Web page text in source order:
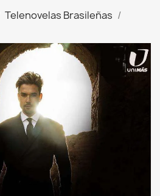
Telenovelas Brasileñas